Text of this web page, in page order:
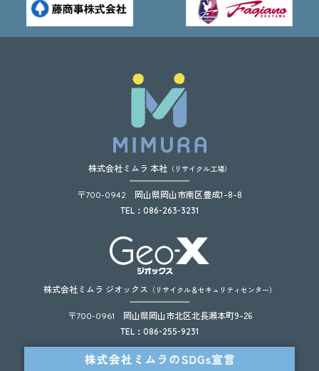
株式会社ミムラ 本社（リサイクル工場）
〒700-0942 岡山県岡山市南区豊成1-8-8
TEL：086-263-3231
株式会社ミムラ ジオックス （リサイクル＆セキュリティセンター）
〒700-0961 岡山県岡山市北区北長瀬本町9-26
TEL：086-255-9231